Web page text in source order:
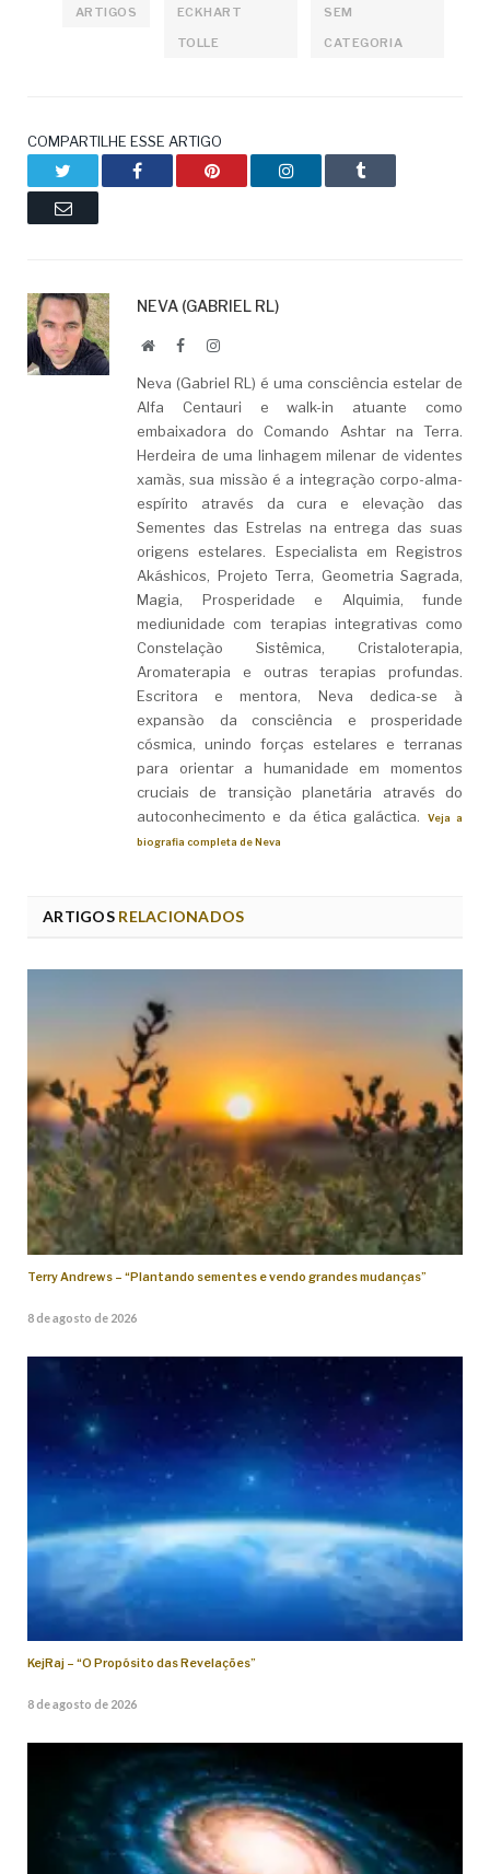
ARTIGOS
ECKHART
TOLLE
SEM
CATEGORIA
COMPARTILHE ESSE ARTIGO
Facebook Pinterest LinkedIn Tumblr
Email
NEVA (GABRIEL RL)
WebsiteFacebookLinkedIn
Neva (Gabriel RL) é uma consciência estelar de
Alfa Centauri e walk-in atuante como
embaixadora do Comando Ashtar na Terra.
Herdeira de uma linhagem milenar de videntes
xamãs, sua missão é a integração corpo-alma-
espírito através da cura e elevação das
Sementes das Estrelas na entrega das suas
origens estelares. Especialista em Registros
Akáshicos, Projeto Terra, Geometria Sagrada,
Magia, Prosperidade e Alquimia, funde
mediunidade com terapias integrativas como
Constelação Sistêmica, Cristaloterapia,
Aromaterapia e outras terapias profundas.
Escritora e mentora, Neva dedica-se à
expansão da consciência e prosperidade
cósmica, unindo forças estelares e terranas
para orientar a humanidade em momentos
cruciais de transição planetária através do
autoconhecimento e da ética galáctica.
Veja a
biografia completa de Neva
ARTIGOSRELACIONADOS
Terry Andrews – “Plantando sementes e vendo grandes mudanças”
8 de agosto de 2026
KejRaj – “O Propósito das Revelações”
8 de agosto de 2026